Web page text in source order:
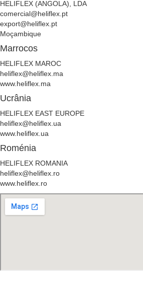
HELIFLEX (ANGOLA), LDA
comercial@heliflex.pt
export@heliflex.pt
Moçambique
Marrocos
HELIFLEX MAROC
heliflex@heliflex.ma
www.heliflex.ma
Ucrânia
HELIFLEX EAST EUROPE
heliflex@heliflex.ua
www.heliflex.ua
Roménia
HELIFLEX ROMANIA
heliflex@heliflex.ro
www.heliflex.ro